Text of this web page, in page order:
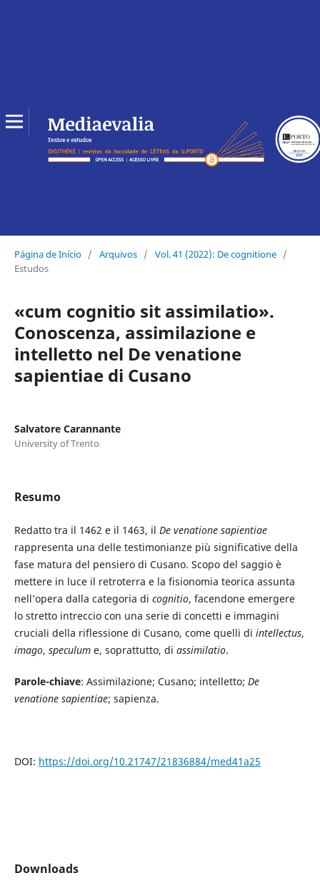
Página de Início / Arquivos / Vol. 41 (2022): De cognitione /
Estudos
«cum cognitio sit assimilatio».
Conoscenza, assimilazione e
intelletto nel De venatione
sapientiae di Cusano
Salvatore Carannante
University of Trento
Resumo
Redatto tra il 1462 e il 1463, il De venatione sapientiae
rappresenta una delle testimonianze più significative della
fase matura del pensiero di Cusano. Scopo del saggio è
mettere in luce il retroterra e la fisionomia teorica assunta
nell’opera dalla categoria di cognitio, facendone emergere
lo stretto intreccio con una serie di concetti e immagini
cruciali della riflessione di Cusano, come quelli di intellectus,
imago, speculume, soprattutto, di assimilatio.
Parole-chiave: Assimilazione; Cusano; intelletto; De
venatione sapientiae; sapienza.
DOI: https://doi.org/10.21747/21836884/med41a25
Downloads